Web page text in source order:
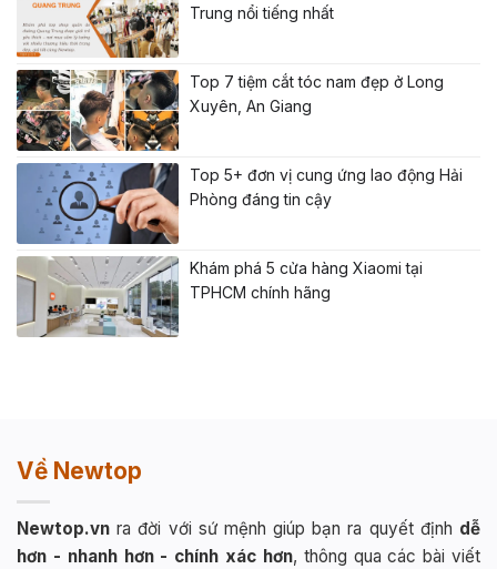
Trung nổi tiếng nhất
Top 7 tiệm cắt tóc nam đẹp ở Long
Xuyên, An Giang
Top 5+ đơn vị cung ứng lao động Hải
Phòng đáng tin cậy
Khám phá 5 cửa hàng Xiaomi tại
TPHCM chính hãng
Về Newtop
Newtop.vn ra đời với sứ mệnh giúp bạn ra quyết định dễ
hơn - nhanh hơn - chính xác hơn, thông qua các bài viết